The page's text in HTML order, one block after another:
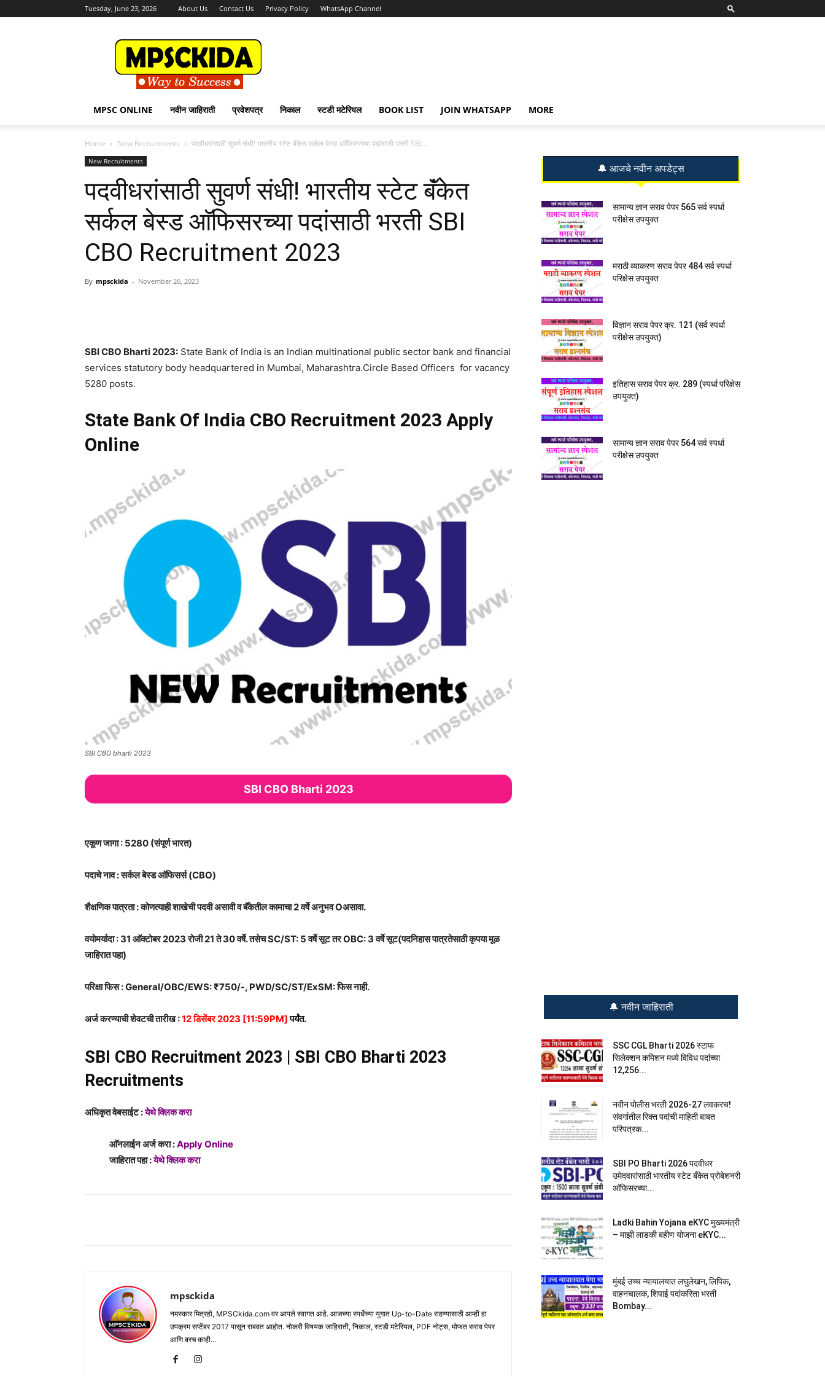
Tuesday, June 23, 2026 About Us Contact Us Privacy Policy WhatsApp Channel
MPSCKida.com
सर्व
नवीन
जाहिराती
Letest
Jobs
MPSC ONLINE नवीन जाहिराती प्रवेशपत्र निकाल स्टडी मटेरियल BOOK LIST JOIN WHATSAPP MORE
Home New Recruitments पदवीधरांसाठी सुवर्ण संधी! भारतीय स्टेट बॅंकेत सर्कल बेस्ड आ‍ॅफिसरच्या पदांसाठी भरती SBI...
New Recruitments
पदवीधरांसाठी सुवर्ण संधी! भारतीय स्टेट बॅंकेत
सर्कल बेस्ड आ‍ॅफिसरच्या पदांसाठी भरती SBI
CBO Recruitment 2023
By mpsckida - November 26, 2023
SBI CBO Bharti 2023: State Bank of India is an Indian multinational public sector bank and financial
services statutory body headquartered in Mumbai, Maharashtra.Circle Based Officers for vacancy
5280 posts.
State Bank Of India CBO Recruitment 2023 Apply
Online
SBI CBO bharti 2023
SBI CBO Bharti 2023
एकूण जागा : 5280 (संपूर्ण भारत)
पदाचे नाव : सर्कल बेस्ड आ‍ॅफिसर्स (CBO)
शैक्षणिक पात्रता : कोणत्याही शाखेची पदवी असावी व बॅंकेतील कामाचा 2 वर्षे अनुभव Oअसावा.
वयोमर्यादा : 31 आ‍ॅक्टोबर 2023 रोजी 21 ते 30 वर्षे. तसेच SC/ST: 5 वर्षे सूट तर OBC: 3 वर्षे सूट(पदनिहास पात्रतेसाठी कृपया मूळ
जाहिरात पहा)
परिक्षा फिस : General/OBC/EWS: ₹750/-, PWD/SC/ST/ExSM: फिस नाही.
अर्ज करण्याची शेवटची तारीख :12 डिसेंबर 2023 [11:59PM]पर्यंत.
SBI CBO Recruitment 2023 | SBI CBO Bharti 2023
Recruitments
अधिकृत वेबसाईट :येथे क्लिक करा
आ‍ॅनलाईन अर्ज करा :Apply Online
जाहिरात पहा :येथे क्लिक करा
mpsckida
नमस्कार मित्रहो, MPSCkida.com वर आपले स्वागत आहे. आजच्या स्पर्धेच्या युगात Up-to-Date राहण्यासाठी आम्ही हा
उपक्रम सप्टेंबर 2017 पासून राबवत आहोत. नोकरी विषयक जाहिराती, निकाल, स्टडी मटेरियल, PDF नोट्स, मोफत सराव पेपर
आणि बरच काही...
🔔 आजचे नवीन अपडेट्स
सामान्य ज्ञान सराव पेपर 565 सर्व स्पर्धा
परीक्षेस उपयुक्त
मराठी व्याकरण सराव पेपर 484 सर्व स्पर्धा
परिक्षेस उपयुक्त
विज्ञान सराव पेपर क्र. 121 (सर्व स्पर्धा
परीक्षेस उपयुक्त)
इतिहास सराव पेपर क्र. 289 (स्पर्धा परिक्षेस
उपयुक्त)
सामान्य ज्ञान सराव पेपर 564 सर्व स्पर्धा
परीक्षेस उपयुक्त
🔔 नवीन जाहिराती
SSC CGL Bharti 2026 स्टाफ
सिलेक्शन कमिशन मध्ये विविध पदांच्या
12,256...
नवीन पोलीस भरती 2026-27 लवकरच!
संवर्गातील रिक्त पदांची माहिती बाबत
परिपत्रक...
SBI PO Bharti 2026 पदवीधर
उमेदवारांसाठी भारतीय स्टेट बँकेत प्रोबेशनरी
आ‍ॅफिसरच्या...
Ladki Bahin Yojana eKYC मुख्यमंत्री
– माझी लाडकी बहीण योजना eKYC...
मुंबई उच्च न्यायालयात लघुलेखन, लिपिक,
वाहनचालक, शिपाई पदांकरिता भरती
Bombay...